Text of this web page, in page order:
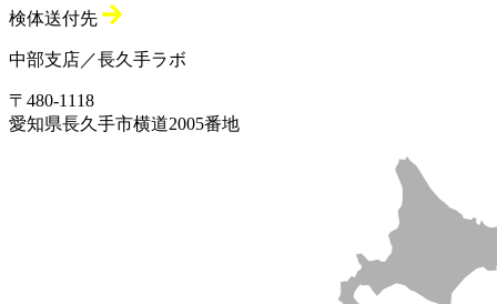
検体送付先
中部支店／長久手ラボ
〒480-1118
愛知県長久手市横道2005番地